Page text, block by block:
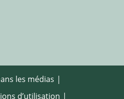
les médias
d’utilisation